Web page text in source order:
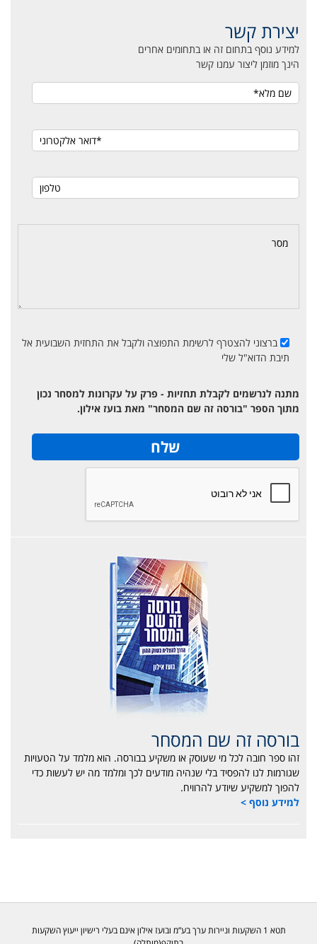
יצירת קשר
למידע נוסף בתחום זה או בתחומים אחרים
הינך מוזמן ליצור עמנו קשר
ברצוני להצטרף לרשימת התפוצה ולקבל את התחזית השבועית אל
תיבת הדוא"ל שלי
מתנה לנרשמים לקבלת תחזיות - פרק על עקרונות למסחר נכון
מתוך הספר "בורסה זה שם המסחר" מאת בועז אילון.
בורסה זה שם המסחר
זהו ספר חובה לכל מי שעוסק או משקיע בבורסה. הוא מלמד על הטעויות
שגורמות לנו להפסיד בלי שנהיה מודעים לכך ומלמד מה יש לעשות כדי
להפוך למשקיע שיודע להרוויח.
למידע נוסף >
תטא 1 השקעות וניירות ערך בע”מ ובועז אילון אינם בעלי רישיון ייעוץ השקעות